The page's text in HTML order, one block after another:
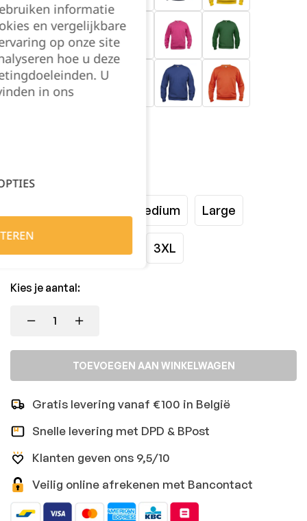
Maat:
Medium Large
3XL
Kies je aantal:
TOEVOEGEN AAN WINKELWAGEN
Gratis levering vanaf €100 in België
Snelle levering met DPD & BPost
Klanten geven ons 9,5/10
Veilig online afrekenen met Bancontact
informatie
en vergelijkbare
op onze site
hoe u deze
U
in ons